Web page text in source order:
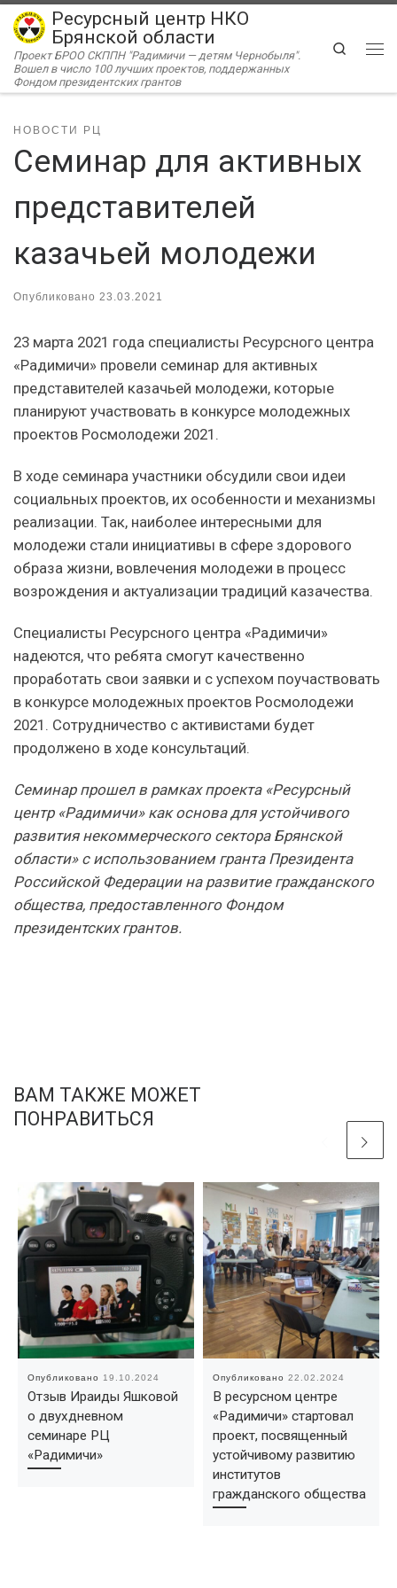
Перейти к содержимому
Ресурсный центр НКО
Брянской области
Проект БРОО СКППН "Радимичи — детям Чернобыля".
Вошел в число 100 лучших проектов, поддержанных
Фондом президентских грантов
Search
НОВОСТИ РЦ
Семинар для активных
представителей
казачьей молодежи
Опубликовано 23.03.2021
23 марта 2021 года специалисты Ресурсного центра
«Радимичи» провели семинар для активных
представителей казачьей молодежи, которые
планируют участвовать в конкурсе молодежных
проектов Росмолодежи 2021.
В ходе семинара участники обсудили свои идеи
социальных проектов, их особенности и механизмы
реализации. Так, наиболее интересными для
молодежи стали инициативы в сфере здорового
образа жизни, вовлечения молодежи в процесс
возрождения и актуализации традиций казачества.
Специалисты Ресурсного центра «Радимичи»
надеются, что ребята смогут качественно
проработать свои заявки и с успехом поучаствовать
в конкурсе молодежных проектов Росмолодежи
2021. Сотрудничество с активистами будет
продолжено в ходе консультаций.
Семинар прошел в рамках проекта «Ресурсный
центр «Радимичи» как основа для устойчивого
развития некоммерческого сектора Брянской
области» с использованием гранта Президента
Российской Федерации на развитие гражданского
общества, предоставленного Фондом
президентских грантов.
ВАМ ТАКЖЕ МОЖЕТ
ПОНРАВИТЬСЯ
Опубликовано 19.10.2024
Отзыв Ираиды Яшковой
о двухдневном
семинаре РЦ
«Радимичи»
Опубликовано 22.02.2024
В ресурсном центре
«Радимичи» стартовал
проект, посвященный
устойчивому развитию
институтов
гражданского общества